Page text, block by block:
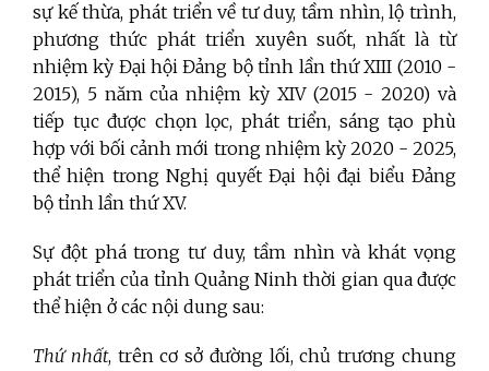
sự kế thừa, phát triển về tư duy, tầm nhìn, lộ trình,
phương thức phát triển xuyên suốt, nhất là từ
nhiệm kỳ Đại hội Đảng bộ tỉnh lần thứ XIII (2010 -
2015), 5 năm của nhiệm kỳ XIV (2015 - 2020) và
tiếp tục được chọn lọc, phát triển, sáng tạo phù
hợp với bối cảnh mới trong nhiệm kỳ 2020 - 2025,
thể hiện trong Nghị quyết Đại hội đại biểu Đảng
bộ tỉnh lần thứ XV.
Sự đột phá trong tư duy, tầm nhìn và khát vọng
phát triển của tỉnh Quảng Ninh thời gian qua được
thể hiện ở các nội dung sau:
Thứ nhất, trên cơ sở đường lối, chủ trương chung